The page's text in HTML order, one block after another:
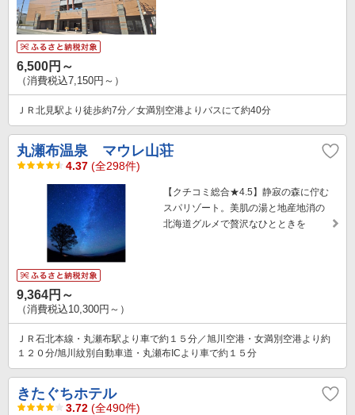
6,500円～
（消費税込7,150円～）
ＪＲ北見駅より徒歩約7分／女満別空港よりバスにて約40分
丸瀬布温泉 マウレ山荘
4.37 (全298件)
【クチコミ総合★4.5】静寂の森に佇む
スパリゾート。美肌の湯と地産地消の
北海道グルメで贅沢なひとときを
9,364円～
（消費税込10,300円～）
ＪＲ石北本線・丸瀬布駅より車で約１５分／旭川空港・女満別空港より約
１２０分/旭川紋別自動車道・丸瀬布ICより車で約１５分
きたぐちホテル
3.72 (全490件)